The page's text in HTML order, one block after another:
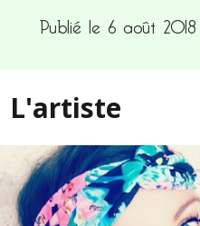
Publié le 6 août
L'artiste